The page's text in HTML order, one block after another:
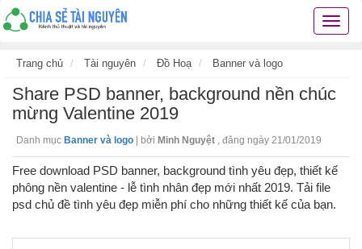
Chia
kiến
các
thủ
hay
Trang chủ Tài nguyên Đồ Hoạ Banner và logo
Share PSD banner, background nền chúc
mừng Valentine 2019
Danh mục Banner và logo bởi Minh Nguyệt , đăng ngày 21/01/2019
Free download PSD banner, background tình yêu đẹp, thiết kế
phông nền valentine - lễ tình nhân đẹp mới nhất 2019. Tải file
psd chủ đề tình yêu đẹp miễn phí cho những thiết kế của bạn.